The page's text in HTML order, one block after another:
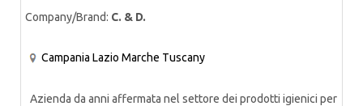
Company/Brand: C. & D.
Campania Lazio Marche Tuscany
Azienda da anni affermata nel settore dei prodotti igienici per